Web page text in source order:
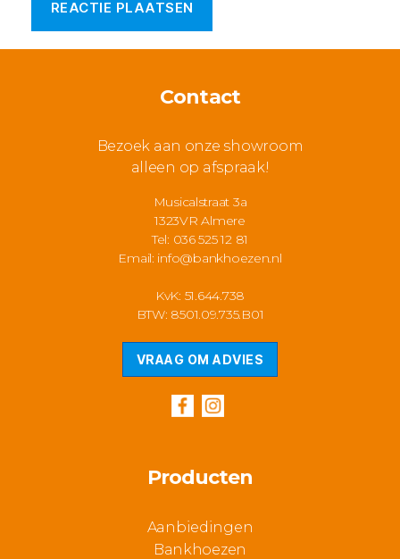
Contact
Bezoek aan onze showroom
alleen op afspraak!
Musicalstraat 3a
1323VR Almere
Tel: 036 525 12 81
Email: info@bankhoezen.nl
KvK: 51.644.738
BTW: 8501.09.735.B01
VRAAG OM ADVIES
Producten
Aanbiedingen
Bankhoezen